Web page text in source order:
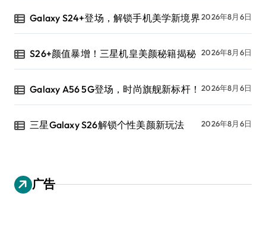
Galaxy S24+登场，解锁手机美学新境界2026年8月6日
S26+颜值暴增！三星机皇美颜秘籍揭秘 2026年8月6日
Galaxy A56 5G登场，时尚旗舰新标杆！ 2026年8月6日
三星Galaxy S26解锁个性美颜新玩法 2026年8月6日
广告